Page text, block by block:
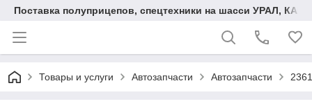
Поставка полуприцепов, спецтехники на шасси УРАЛ,
Товары и услуги Автозапчасти Автозапчасти